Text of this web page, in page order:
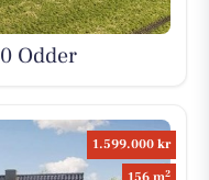
Odder
1.599.000 kr
2